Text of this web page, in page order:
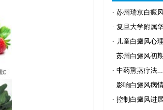
· 苏州瑞京白癜
· 复旦大学附属
· 儿童白癜风心
· 苏州白癜风初
· 中药熏蒸疗法..
· 影响白癜风病
· 控制白癜风进